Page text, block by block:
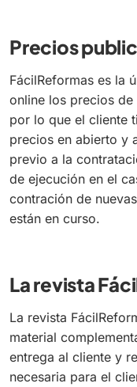
Precios
FácilReformas es la
online los precios
por lo que el cliente
precios en abierto y
previo a la
de ejecución en el
contración de
están en curso.
La revista
La revista
material
entrega al cliente y
necesaria para el